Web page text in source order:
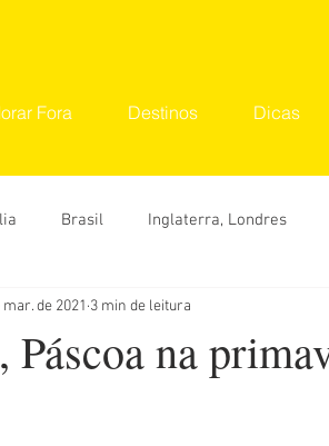
Fora Destinos Dicas
Brasil Inglaterra, Londres
Seu Lugar
na
mar. de 2021 3 min de leitura